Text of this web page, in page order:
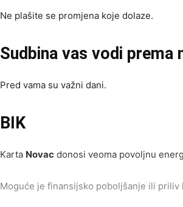
Ne plašite se promjena koje dolaze.
Sudbina vas vodi prema
Pred vama su važni dani.
BIK
Karta Novac donosi veoma povoljnu
Moguće je finansijsko poboljšanje ili priliv